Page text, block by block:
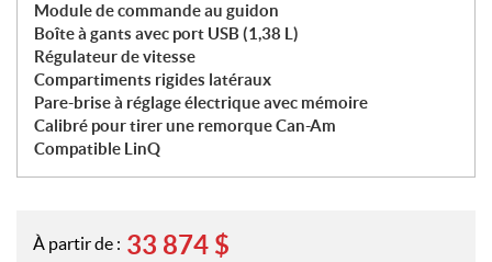
Module de commande au guidon
Boîte à gants avec port USB (1,38 L)
Régulateur de vitesse
Compartiments rigides latéraux
Pare-brise à réglage électrique avec mémoire
Calibré pour tirer une remorque Can-Am
Compatible LinQ
À partir de : 33 874 $